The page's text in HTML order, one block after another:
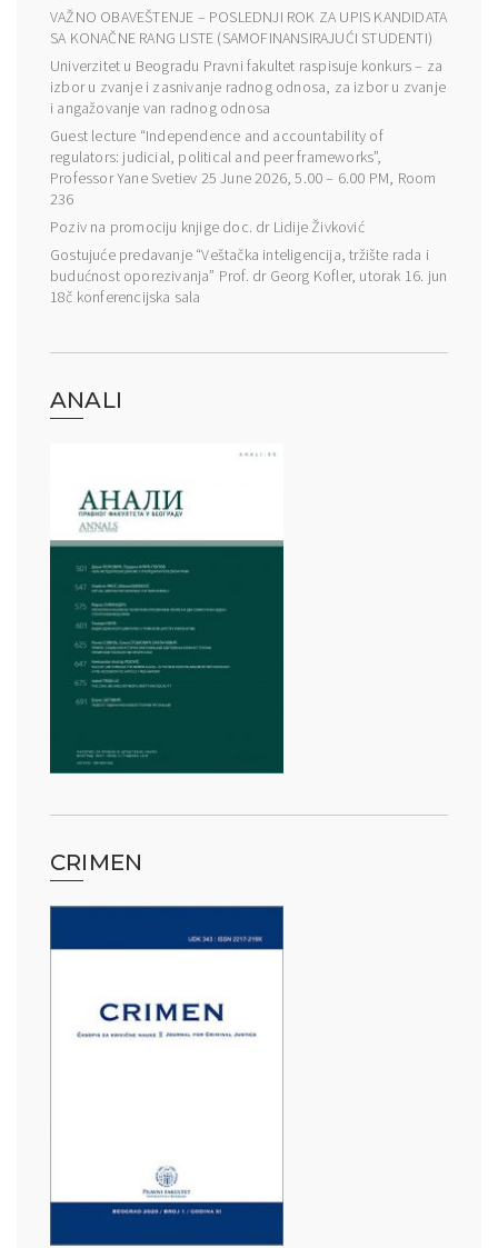
VAŽNO OBAVEŠTENJE – POSLEDNJI ROK ZA UPIS KANDIDATA
SA KONAČNE RANG LISTE (SAMOFINANSIRAJUĆI STUDENTI)
Univerzitet u Beogradu Pravni fakultet raspisuje konkurs – za
izbor u zvanje i zasnivanje radnog odnosa, za izbor u zvanje
i angažovanje van radnog odnosa
Guest lecture “Independence and accountability of
regulators: judicial, political and peer frameworks”,
Professor Yane Svetiev 25 June 2026, 5.00 – 6.00 PM, Room
236
Poziv na promociju knjige doc. dr Lidije Živković
Gostujuće predavanje “Veštačka inteligencija, tržište rada i
budućnost oporezivanja” Prof. dr Georg Kofler, utorak 16. jun
18č konferencijska sala
ANALI
CRIMEN